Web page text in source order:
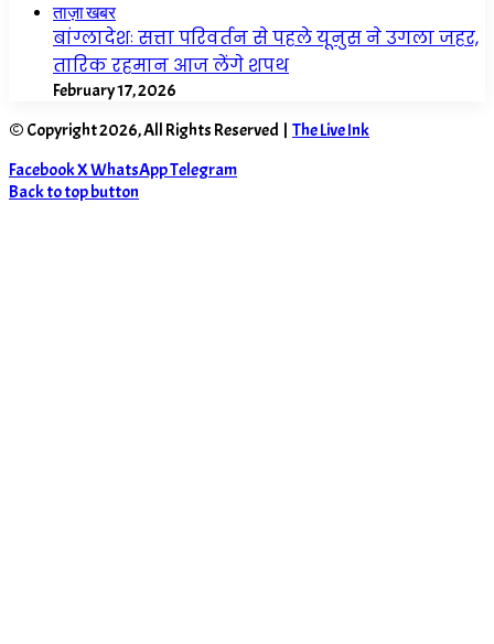
ताज़ा खबर
बांग्लादेशः सत्ता परिवर्तन से पहले यूनुस ने उगला जहर,
तारिक रहमान आज लेंगे शपथ
February 17, 2026
© Copyright 2026, All Rights Reserved | The Live Ink
FacebookXWhatsAppTelegram
Back to top button